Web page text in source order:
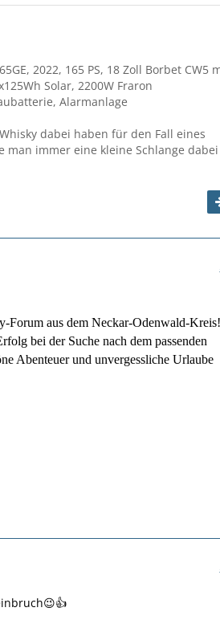
2022, 165 PS, 18 Zoll Borbet CW5
Solar, 2200W Fraron
Alarmanlage
dabei haben für den Fall eines
man immer eine kleine Schlange dabei
Forum aus dem Neckar-Odenwald-Kreis!
bei der Suche nach dem passenden
Abenteuer und unvergessliche Urlaube